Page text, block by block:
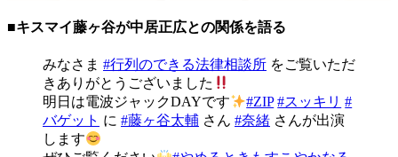
■キスマイ藤ヶ谷が中居正広との関係を語る
みなさま #行列のできる法律相談所 をご覧いただ
きありがとうございました
明日は電波ジャックDAYです
#ZIP #スッキリ #
バゲット に #藤ヶ谷太輔 さん #奈緒 さんが出演
します